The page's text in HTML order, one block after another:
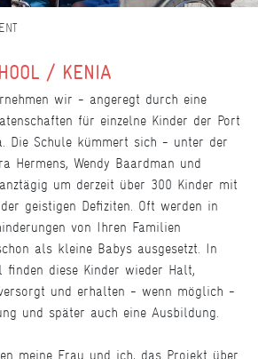
/ KENIA
wir - angeregt durch eine
für einzelne Kinder der Port
Die Schule kümmert sich - unter der
Hermens, Wendy Baardman und
um derzeit über 300 Kinder mit
geistigen Defiziten. Oft werden in
von Ihren Familien
als kleine Babys ausgesetzt. In
finden diese Kinder wieder Halt,
und erhalten - wenn möglich -
und später auch eine Ausbildung.
meine Frau und ich, das Projekt über